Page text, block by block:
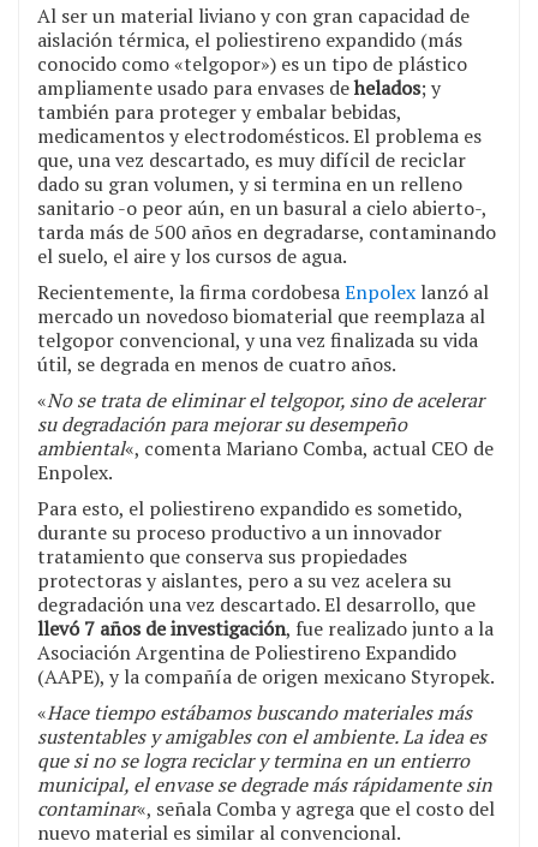
Al ser un material liviano y con gran capacidad de
aislación térmica, el poliestireno expandido (más
conocido como «telgopor») es un tipo de plástico
ampliamente usado para envases dehelados; y
también para proteger y embalar bebidas,
medicamentos y electrodomésticos. El problema es
que, una vez descartado, es muy difícil de reciclar
dado su gran volumen, y si termina en un relleno
sanitario -o peor aún, en un basural a cielo abierto-,
tarda más de 500 años en degradarse, contaminando
el suelo, el aire y los cursos de agua.
Recientemente, la firma cordobesaEnpolex lanzó al
mercado un novedoso biomaterial que reemplaza al
telgopor convencional, y una vez finalizada su vida
útil, se degrada en menos de cuatro años.
«No se trata de eliminar el telgopor, sino de acelerar
su degradación para mejorar su desempeño
ambiental«, comenta Mariano Comba, actual CEO de
Enpolex.
Para esto, el poliestireno expandido es sometido,
durante su proceso productivo a un innovador
tratamiento que conserva sus propiedades
protectoras y aislantes, pero a su vez acelera su
degradación una vez descartado. El desarrollo, que
llevó 7 años de investigación, fue realizado junto a la
Asociación Argentina de Poliestireno Expandido
(AAPE), y la compañía de origen mexicano Styropek.
«Hace tiempo estábamos buscando materiales más
sustentables y amigables con el ambiente. La idea es
que si no se logra reciclar y termina en un entierro
municipal, el envase se degrade más rápidamente sin
contaminar«, señala Comba y agrega que el costo del
nuevo material es similar al convencional.